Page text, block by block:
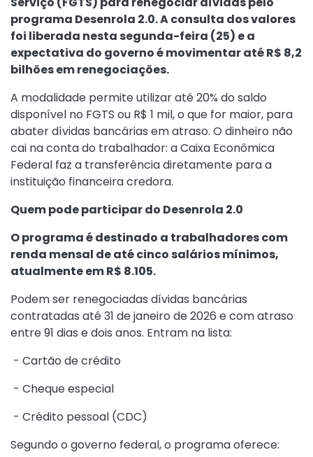
programa Desenrola 2.0. Aconsulta dos valores
foi liberada nesta segunda-feira (25) e a
expectativa do governo é movimentar até R$ 8,2
bilhões em renegociações.
A modalidade permite utilizar até 20% do saldo
disponível no FGTS ou R$ 1 mil, o que for maior, para
abater dívidas bancárias em atraso. O dinheiro não
cai na conta do trabalhador: a Caixa Econômica
Federal faz a transferência diretamente para a
instituição financeira credora.
Quem pode participar do Desenrola 2.0
O programa é destinado a trabalhadores com
renda mensal de até cinco salários mínimos,
atualmente em R$ 8.105.
Podem ser renegociadas dívidas bancárias
contratadas até 31 de janeiro de 2026 e com atraso
entre 91 dias e dois anos. Entram na lista:
- Cartão de crédito
- Cheque especial
- Crédito pessoal (CDC)
Segundo o governo federal, o programa oferece: